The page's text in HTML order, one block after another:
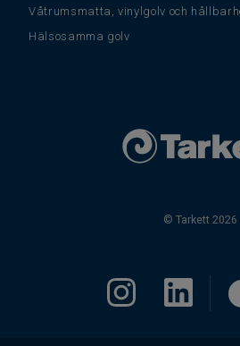
Våtrumsmatta, vinylgolv och
Hälsosamma golv
© Tarkett 2026